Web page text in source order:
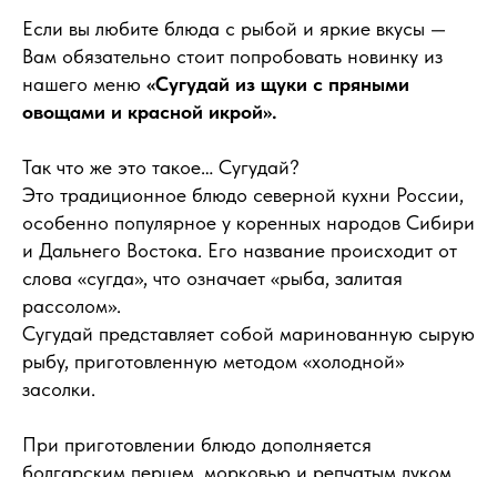
Если вы любите блюда с рыбой и яркие вкусы —
Вам обязательно стоит попробовать новинку из
нашего меню «Сугудай из щуки с пряными
овощами и красной икрой».
Так что же это такое… Сугудай?
Это традиционное блюдо северной кухни России,
особенно популярное у коренных народов Сибири
и Дальнего Востока. Его название происходит от
слова «сугда», что означает «рыба, залитая
рассолом».
Сугудай представляет собой маринованную сырую
рыбу, приготовленную методом «холодной»
засолки.
При приготовлении блюдо дополняется
болгарским перцем, морковью и репчатым луком.